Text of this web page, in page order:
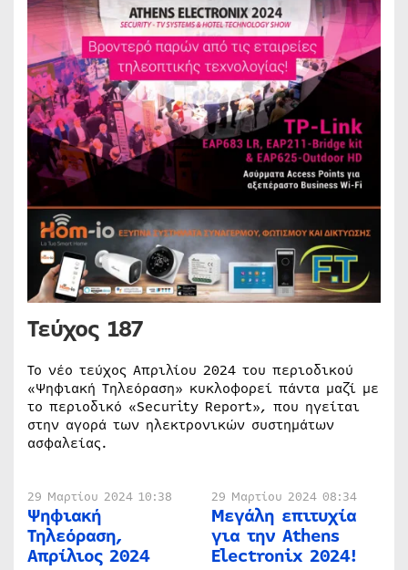
Τεύχος 187
Το νέο τεύχος Απριλίου 2024 του περιοδικού
«Ψηφιακή Τηλεόραση» κυκλοφορεί πάντα μαζί με
το περιοδικό «Security Report», που ηγείται
στην αγορά των ηλεκτρονικών συστημάτων
ασφαλείας.
29 Μαρτίου 2024 10:38
Ψηφιακή
Τηλεόραση,
Απρίλιος 2024
29 Μαρτίου 2024 08:34
Μεγάλη επιτυχία
για την Athens
Electronix 2024!